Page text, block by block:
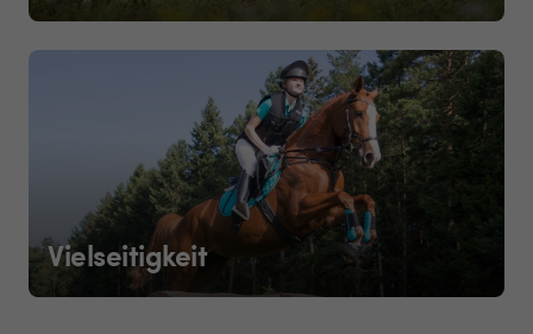
Vielseitigkeit